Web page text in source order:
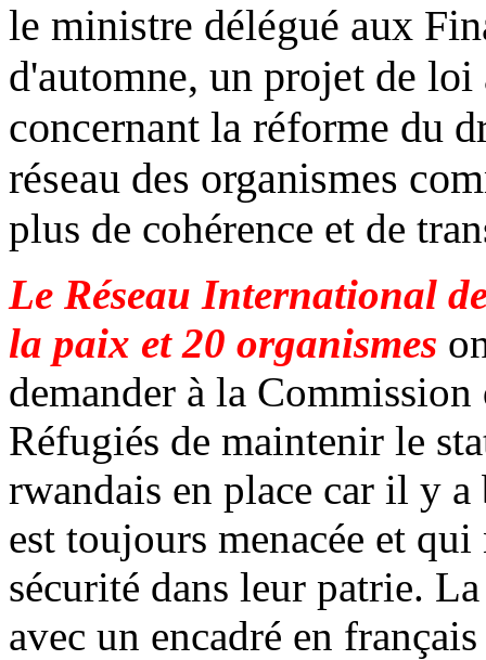
le ministre délégué aux
d'automne, un projet de
concernant la réforme du
réseau des organismes
plus de cohérence et de
Le Réseau International
la paix et 20 organismes
demander à la
Réfugiés de maintenir le
rwandais en place car il y
est toujours menacée et
sécurité dans leur patrie.
avec un encadré en